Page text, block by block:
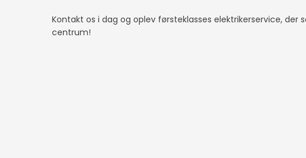
Kontakt os i dag og oplev førsteklasses elektrikerservice, der
centrum!​